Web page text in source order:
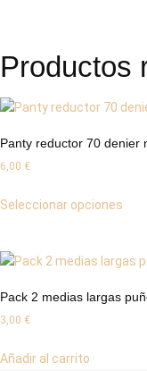
Productos
Panty reductor 70 denier
6,00 €
Seleccionar opciones
Pack 2 medias largas
3,00 €
Añadir al carrito